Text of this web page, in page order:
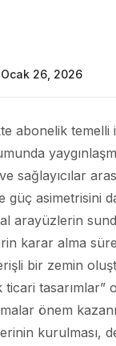
Ocak 26, 2026
abonelik temelli
sağlayıcılar
güç asimetrisini
arayüzlerin
karar alma
bir zemin
ticari tasarımlar”
önem
kurulması,